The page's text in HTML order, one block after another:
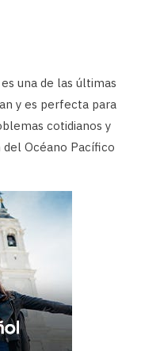
una de las últimas
y es perfecta para
cotidianos y
Océano Pacífico